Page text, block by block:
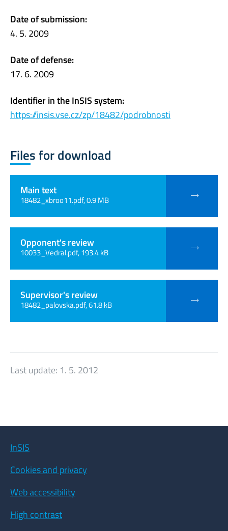
Date of submission:
4. 5. 2009
Date of defense:
17. 6. 2009
Identifier in the InSIS system:
https://insis.vse.cz/zp/18482/podrobnosti
Files for download
Main text
18482_xbroo11.pdf, 0.9 MB
Opponent's review
10033_Vedral.pdf, 193.4 kB
Supervisor's review
18482_palovska.pdf, 61.8 kB
Last update: 1. 5. 2012
InSIS
Cookies and privacy
Web accessibility
High contrast